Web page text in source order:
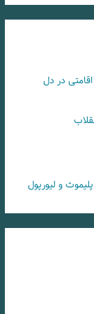
در دل
و لیورپول